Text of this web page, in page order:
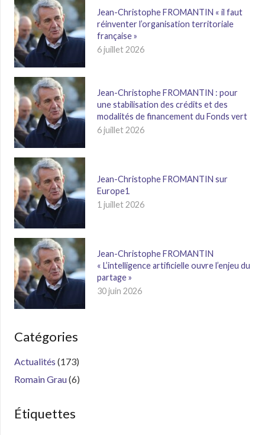
Jean-Christophe FROMANTIN « il faut
réinventer l’organisation territoriale
française »
6 juillet 2026
Jean-Christophe FROMANTIN : pour
une stabilisation des crédits et des
modalités de financement du Fonds vert
6 juillet 2026
Jean-Christophe FROMANTIN sur
Europe1
1 juillet 2026
Jean-Christophe FROMANTIN
« L’intelligence artificielle ouvre l’enjeu du
partage »
30 juin 2026
Catégories
Actualités (173)
Romain Grau(6)
Étiquettes